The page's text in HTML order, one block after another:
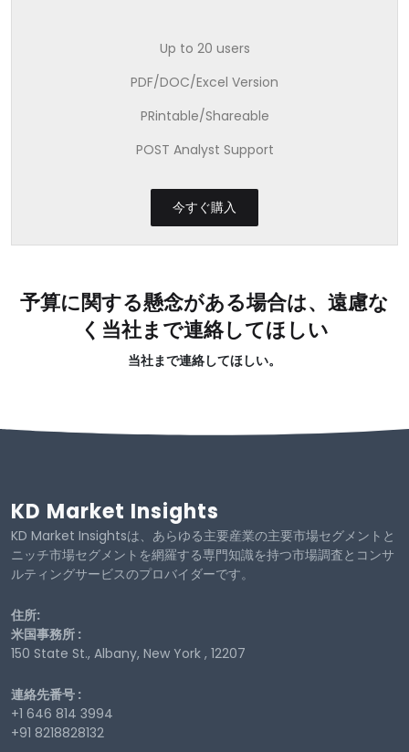
Up to 20 users
PDF/DOC/Excel Version
PRintable/Shareable
POST Analyst Support
今すぐ購入
予算に関する懸念がある場合は、遠慮な
く当社まで連絡してほしい
当社まで連絡してほしい。
KD Market Insights
KD Market Insightsは、あらゆる主要産業の主要市場セグメントと
ニッチ市場セグメントを網羅する専門知識を持つ市場調査とコンサ
ルティングサービスのプロバイダーです。
住所:
米国事務所 :
150 State St., Albany, New York , 12207
連絡先番号 :
+1 646 814 3994
+91 8218828132